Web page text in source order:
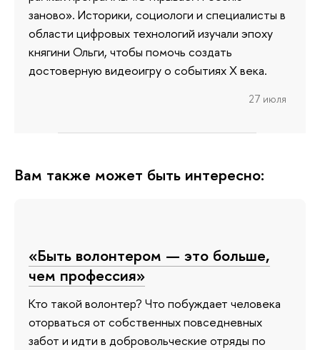
заново». Историки, социологи и специалисты в
области цифровых технологий изучали эпоху
княгини Ольги, чтобы помочь создать
достоверную видеоигру о событиях X века.
27 июля
Вам также может быть интересно:
«Быть волонтером — это больше,
чем профессия»
Кто такой волонтер? Что побуждает человека
оторваться от собственных повседневных
забот и идти в добровольческие отряды по